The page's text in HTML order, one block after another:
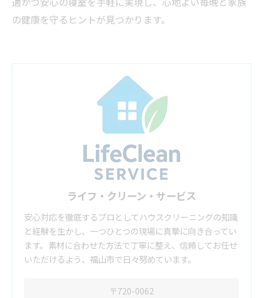
の健康を守るヒントが見つかります。
ライフ・クリーン・サービス
安心対応を徹底するプロとしてハウスクリーニングの知識
と経験を生かし、一つひとつの現場に真摯に向き合ってい
ます。素材に合わせた方法で丁寧に整え、信頼してお任せ
いただけるよう、福山市で日々努めています。
〒720-0062